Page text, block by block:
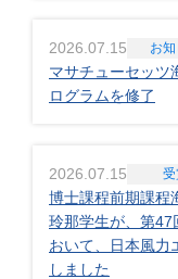
2026.07.15 お
マサチューセッツ
ログラムを修了
2026.07.15
博士課程前期課程
玲那学生が、第47
おいて、日本風力
しました